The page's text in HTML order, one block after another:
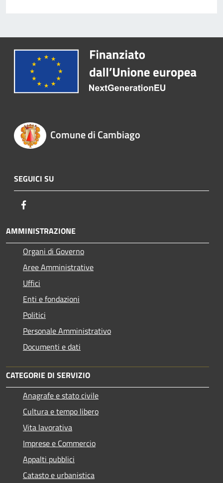
Comune di Cambiago
SEGUICI SU
AMMINISTRAZIONE
Organi di Governo
Aree Amministrative
Uffici
Enti e fondazioni
Politici
Personale Amministrativo
Documenti e dati
CATEGORIE DI SERVIZIO
Anagrafe e stato civile
Cultura e tempo libero
Vita lavorativa
Imprese e Commercio
Appalti pubblici
Catasto e urbanistica